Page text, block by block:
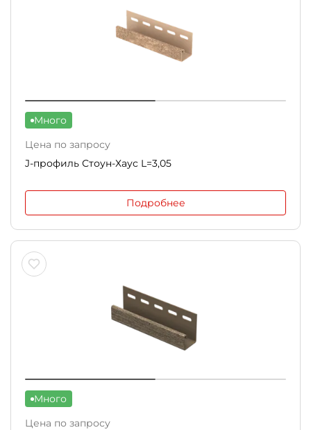
Много
Цена по запросу
J-профиль Стоун-Хаус L=3,05
Подробнее
Много
Цена по запросу